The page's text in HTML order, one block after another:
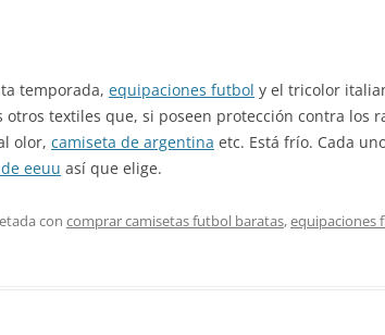
temporada, equipaciones futbol y el tricolor
textiles que, si poseen protección contra los
olor, camiseta de argentina etc. Está frío. Cada
eeuu así que elige.
con comprar camisetas futbol baratas,equipaciones